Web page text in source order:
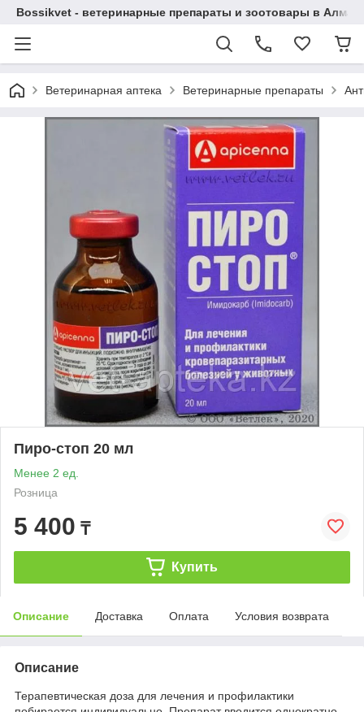
Bossikvet - ветеринарные препараты и зоотовары в
Ветеринарная аптека Ветеринарные препараты
Пиро-стоп 20 мл
Менее 2 ед.
Розница
5 400 ₸
Купить
Описание Доставка Оплата Условия возврата
Описание
Терапевтическая доза для лечения и профилактики